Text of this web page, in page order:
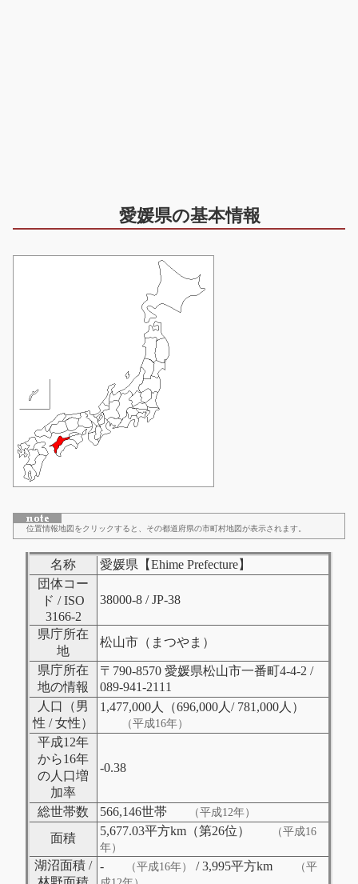
愛媛県の基本情報
位置情報地図をクリックすると、その都道府県の市町村地図が表示されます。
名称
愛媛県【Ehime Prefecture】
団体コー
ド / ISO
3166-2
38000-8 / JP-38
県庁所在
地
松山市（まつやま）
県庁所在
地の情報
〒790-8570 愛媛県松山市一番町4-4-2 /
089-941-2111
人口（男
性 / 女性）
1,477,000人（696,000人/ 781,000人）
（平成16年）
平成12年
から16年
の人口増
加率
-0.38
総世帯数 566,146世帯 （平成12年）
面積
5,677.03平方km（第26位）
（平成16
年）
湖沼面積 / - （平成16年） / 3,995平方km
（平